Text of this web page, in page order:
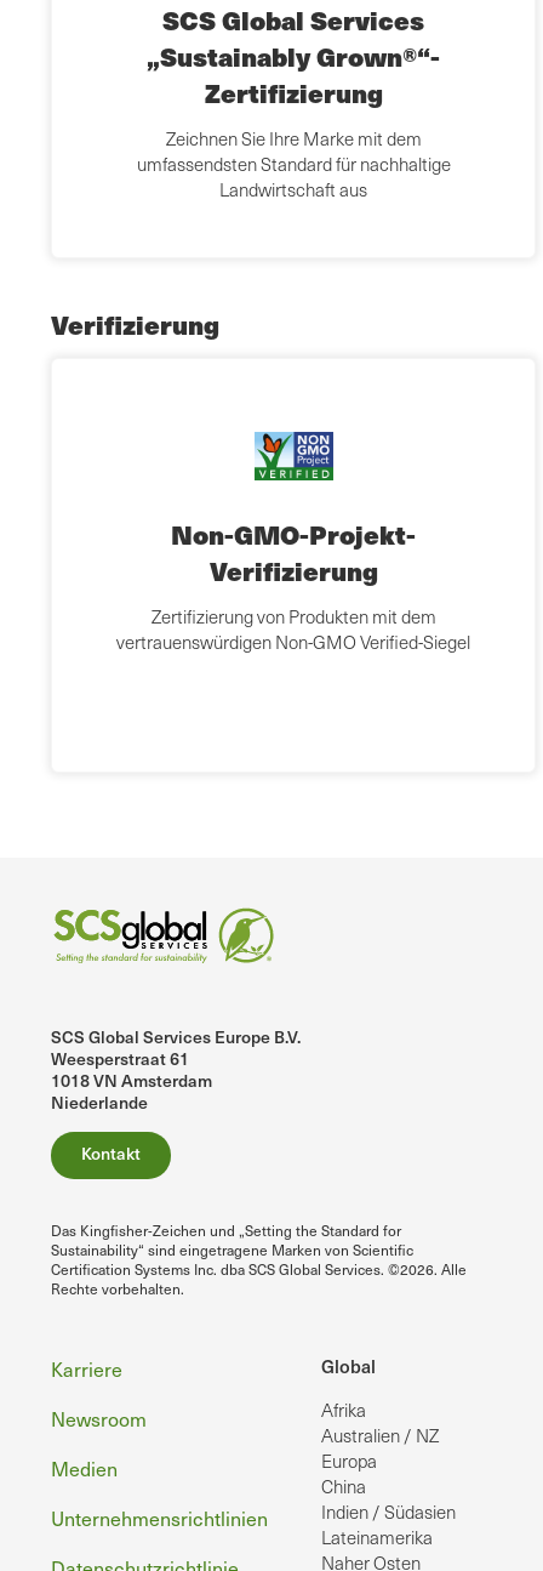
SCS Global Services
„Sustainably Grown®“-
Zertifizierung
Zeichnen Sie Ihre Marke mit dem
umfassendsten Standard für nachhaltige
Landwirtschaft aus
Verifizierung
Non-GMO-Projekt-
Verifizierung
Zertifizierung von Produkten mit dem
vertrauenswürdigen Non-GMO Verified-Siegel
SCS Global Services Europe B.V.
Weesperstraat 61
1018 VN Amsterdam
Niederlande
Kontakt
Das Kingfisher-Zeichen und „Setting the Standard for
Sustainability“ sind eingetragene Marken von Scientific
Certification Systems Inc. dba SCS Global Services. ©2026. Alle
Rechte vorbehalten.
Global
Afrika
Australien / NZ
Europa
China
Indien / Südasien
Lateinamerika
Naher Osten
Fußzeile
Karriere
Newsroom
Medien
Unternehmensrichtlinien